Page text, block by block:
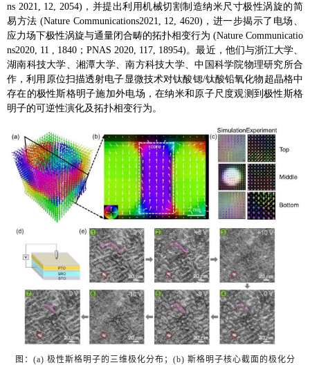
ns 2021, 12, 2054)，并提出利用机械切割制造纳米尺寸极性涡旋的简
易方法 (Nature Communications2021, 12, 4620)，进一步揭示了电场、
应力场下极性涡旋与通量闭合畴的拓扑相变行为 (Nature Communicatio
ns2020, 11 , 1840；PNAS 2020, 117, 18954)。最近，他们与浙江大学、
湖南科技大学、湘潭大学、南方科技大学、中国科学院物理研究所合
作，利用原位扫描透射电子显微技术对钛酸锶/钛酸铅氧化物超晶格中
存在的极性斯格明子施加外电场，在纳米和原子尺度观测到极性斯格
明子的可逆性演化及拓扑相变行为。
图：(a) 极性斯格明子的三维极化分布；(b) 斯格明子核心截面的极化分